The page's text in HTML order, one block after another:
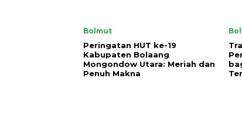
Bolmut
Peringatan HUT ke-19
Kabupaten Bolaang
Mongondow Utara: Meriah dan
Penuh Makna